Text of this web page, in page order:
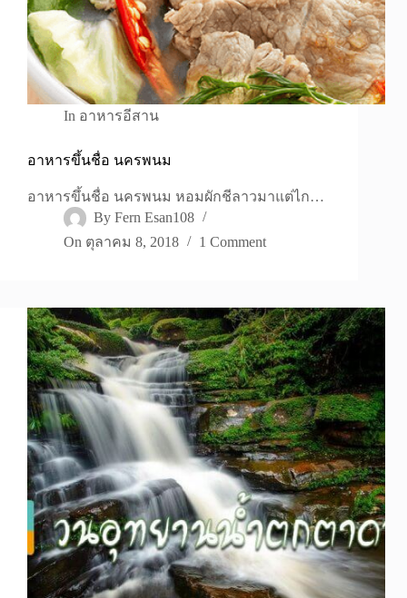
In อาหารอีสาน
อาหารขึ้นชื่อ นครพนม
อาหารขึ้นชื่อ นครพนม หอมผักชีลาวมาแต่ไก…
By Fern Esan108
On ตุลาคม 8, 2018 1 Comment